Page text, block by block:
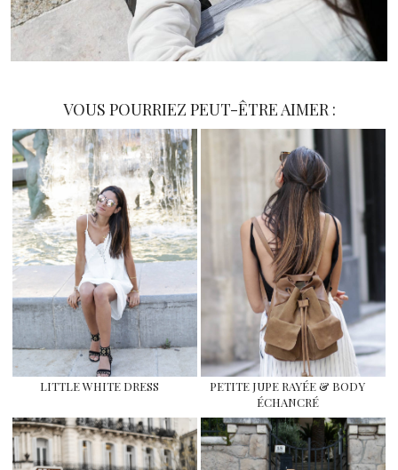
VOUS POURRIEZ PEUT-ÊTRE AIMER :
LITTLE WHITE DRESS
PETITE JUPE RAYÉE & BODY
ÉCHANCRÉ